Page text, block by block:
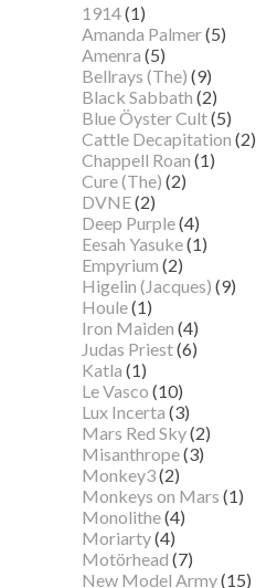
1914(1)
Amanda Palmer(5)
Amenra (5)
Bellrays (The) (9)
Black Sabbath (2)
Blue Öyster Cult(5)
Cattle Decapitation (2)
Chappell Roan (1)
Cure (The) (2)
DVNE(2)
Deep Purple(4)
Eesah Yasuke(1)
Empyrium (2)
Higelin (Jacques) (9)
Houle(1)
Iron Maiden (4)
Judas Priest(6)
Katla (1)
Le Vasco (10)
Lux Incerta (3)
Mars Red Sky(2)
Misanthrope(3)
Monkey3(2)
Monkeys on Mars (1)
Monolithe(4)
Moriarty(4)
Motörhead (7)
New Model Army(15)